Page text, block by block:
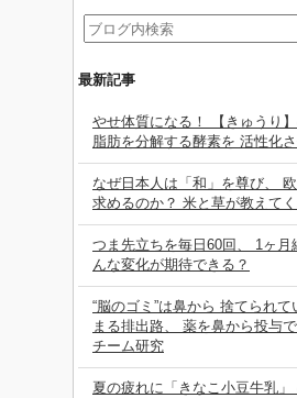
最新記事
やせ体質になる！ 【きゅうり】
脂肪を分解する酵素を 活性化
なぜ日本人は「和」を尊び、
求めるのか？ 米と草が教えて
つま先立ちを毎日60回、 1ヶ
んな変化が期待できる？
“脳のゴミ”は鼻から 捨てられ
まる排出路、 薬を鼻から投
チーム研究
夏の疲れに「きなこ小豆牛乳